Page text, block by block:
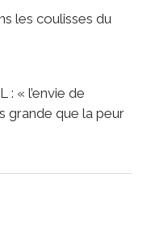
les coulisses du
: « l’envie de
grande que la peur